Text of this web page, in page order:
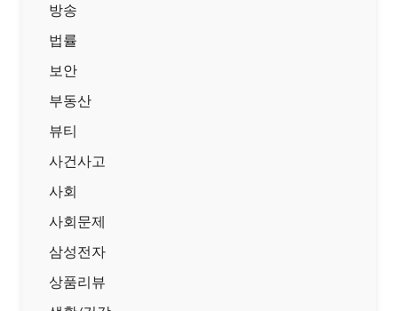
방송
법률
보안
부동산
뷰티
사건사고
사회
사회문제
삼성전자
상품리뷰